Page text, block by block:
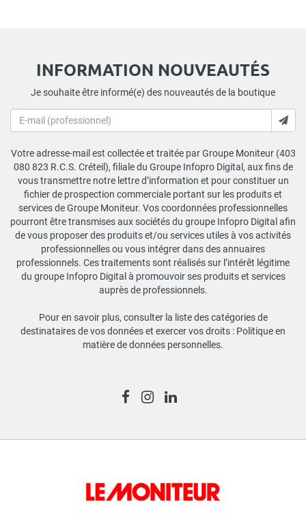
INFORMATION NOUVEAUTÉS
Je souhaite être informé(e) des nouveautés de la boutique
Votre adresse-mail est collectée et traitée par Groupe Moniteur (403
080 823 R.C.S. Créteil), filiale du Groupe Infopro Digital, aux fins de
vous transmettre notre lettre d’information et pour constituer un
fichier de prospection commerciale portant sur les produits et
services de Groupe Moniteur. Vos coordonnées professionnelles
pourront être transmises aux sociétés du groupe Infopro Digital afin
de vous proposer des produits et/ou services utiles à vos activités
professionnelles ou vous intégrer dans des annuaires
professionnels. Ces traitements sont réalisés sur l’intérêt légitime
du groupe Infopro Digital à promouvoir ses produits et services
auprès de professionnels.
Pour en savoir plus, consulter la liste des catégories de
destinataires de vos données et exercer vos droits : Politique en
matière de données personnelles.